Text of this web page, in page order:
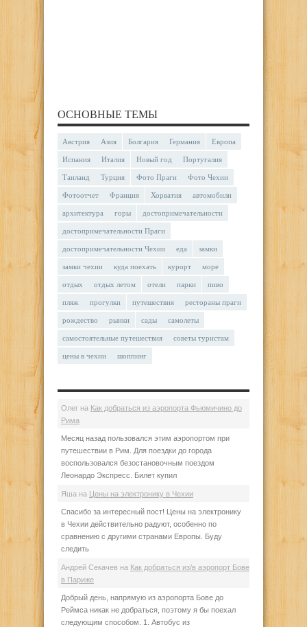
ОСНОВНЫЕ ТЕМЫ
Австрия Азия Болгария Германия Европа
Испания Италия Новый год Португалия
Таиланд Турция Фото Праги Фото Чехии
Фотоотчет Франция Хорватия автомобили
архитектура горы достопримечательности
достопримечательности Праги
достопримечательности Чехии еда замки
замки чехии куда поехать курорт море
отдых отдых летом отели парки пиво
пляж прогулки путешествия рестораны праги
рождество рынки сады самолеты
самостоятельные путешествия советы туристам
цены в чехии шоппинг
Олег на Как добраться из аэропорта Фьюмичино до
Рима
Месяц назад пользовался этим аэропортом при
путешествии в Рим. Для поездки до города
воспользовался безостановочным поездом
Леонардо Экспресс. Билет купил
Яша на Цены на электронику в Чехии
Спасибо за интересный пост! Цены на электронику
в Чехии действительно радуют, особенно по
сравнению с другими странами Европы. Буду
следить
Андрей Секачев на Как добраться из/в аэропорт Бове
в Париже
Добрый день, напрямую из аэропорта Бове до
Реймса никак не добраться, поэтому я бы поехал
следующим способом. 1. Автобус из